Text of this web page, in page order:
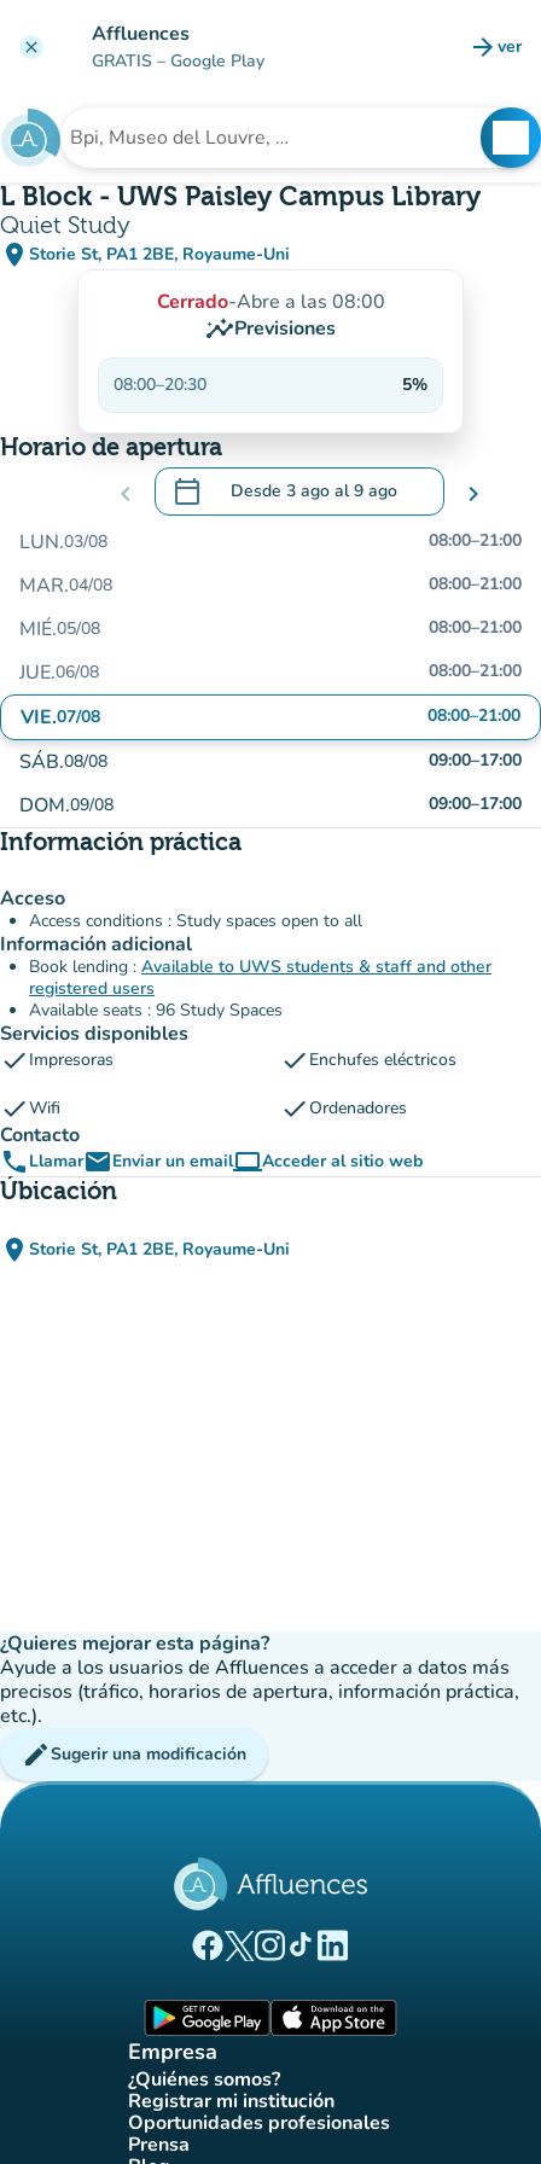
clear Affluences
GRATIS – Google Play arrow_forward ver
Buscar un establecimiento
L Block - UWS Paisley Campus Library
Quiet Study
place Storie St, PA1 2BE, Royaume-Uni
(abrir en Google Maps)
(nueva pestaña)
Cerrado-Abre a las 08:00
insightsPrevisiones
08:00–20:30 5%
Horario de apertura
chevron_left calendar_today Desde 3 ago al9 ago
.Abra el calendario para cambiar las
chevron_right
LUN.03/08 08:00–21:00
MAR.04/08 08:00–21:00
MIÉ.05/08 08:00–21:00
JUE.06/08 08:00–21:00
VIE.07/08 08:00–21:00
SÁB.08/08 09:00–17:00
DOM.09/08 09:00–17:00
Información práctica
Acceso
Access conditions : Study spaces open to all
Información adicional
Book lending : Available to UWS students & staff and other
registered users
Available seats : 96 Study Spaces
Servicios disponibles
check Impresoras check Enchufes eléctricos
checkWifi checkOrdenadores
Contacto
phone LlamaremailEnviar un emailcomputerAcceder al sitio web
(nueva pestaña)
Úbicación
place Storie St, PA1 2BE, Royaume-Uni
(abrir en Google Maps)
(nueva pestaña)
¿Quieres mejorar esta página?
Ayude a los usuarios de Affluences a acceder a datos más
precisos (tráfico, horarios de apertura, información práctica,
etc.).
editSugerir una modificación
(nueva pestaña)
(nueva pestaña)
(nueva pestaña)
(nueva pestaña)
(nueva pestaña)
Empresa
¿Quiénes somos?
(nueva pestaña)
Registrar mi institución
(nueva pestaña)
Oportunidades profesionales
(nueva pestaña)
Prensa(nueva pestaña)